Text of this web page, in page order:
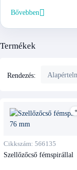
végelemekkel
Bővebben
Termékek
Rendezés:
Cikkszám: 566135
Szellőzőcső fémspirállal